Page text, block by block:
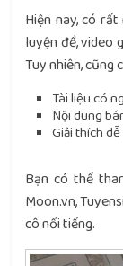
Hiện nay, có
luyện đề, video
Tuy nhiên, cũng
Tài liệu có
Nội dung
Giải thích
Bạn có thể
Moon.vn,
cô nổi tiếng.